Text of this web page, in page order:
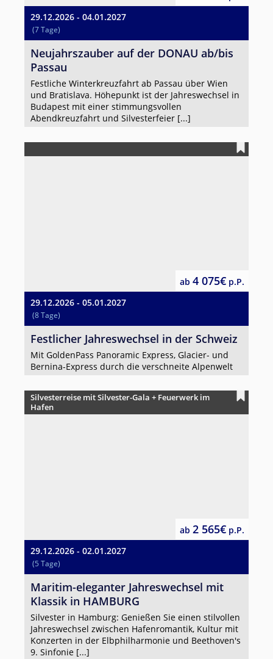
29.12.2026 - 04.01.2027
(7 Tage)
Neujahrszauber auf der DONAU ab/bis
Passau
Festliche Winterkreuzfahrt ab Passau über Wien
und Bratislava. Höhepunkt ist der Jahreswechsel in
Budapest mit einer stimmungsvollen
Abendkreuzfahrt und Silvesterfeier [...]
29.12.2026 - 05.01.2027
(8 Tage)
ab 4 075€ p.P.
Festlicher Jahreswechsel in der Schweiz
Mit GoldenPass Panoramic Express, Glacier- und
Bernina-Express durch die verschneite Alpenwelt
Silvesterreise mit Silvester-Gala + Feuerwerk im
Hafen
29.12.2026 - 02.01.2027
(5 Tage)
ab 2 565€ p.P.
Maritim-eleganter Jahreswechsel mit
Klassik in HAMBURG
Silvester in Hamburg: Genießen Sie einen stilvollen
Jahreswechsel zwischen Hafenromantik, Kultur mit
Konzerten in der Elbphilharmonie und Beethoven's
9. Sinfonie [...]